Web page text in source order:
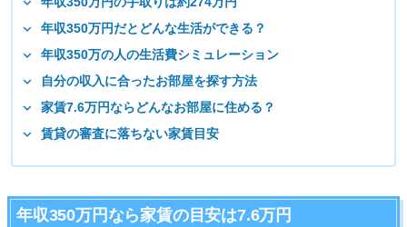
年収350万円だとどんな生活ができる？
年収350万の人の生活費シミュレーション
自分の収入に合ったお部屋を探す方法
家賃7.6万円ならどんなお部屋に住める？
賃貸の審査に落ちない家賃目安
年収350万円なら家賃の目安は7.6万円